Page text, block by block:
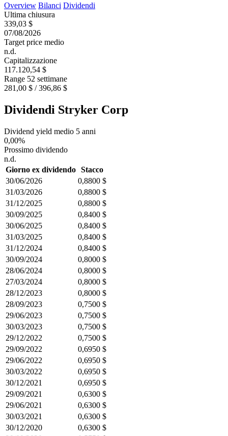
Overview Bilanci Dividendi
Ultima chiusura
339,03 $
07/08/2026
Target price medio
n.d.
Capitalizzazione
117.120,54 $
Range 52 settimane
281,00 $ / 396,86 $
Dividendi Stryker Corp
Dividend yield medio 5 anni
0,00%
Prossimo dividendo
n.d.
Giorno ex dividendo Stacco
30/06/2026
0,8800 $
31/03/2026
0,8800 $
31/12/2025
0,8800 $
30/09/2025
0,8400 $
30/06/2025
0,8400 $
31/03/2025
0,8400 $
31/12/2024
0,8400 $
30/09/2024
0,8000 $
28/06/2024
0,8000 $
27/03/2024
0,8000 $
28/12/2023
0,8000 $
28/09/2023
0,7500 $
29/06/2023
0,7500 $
30/03/2023
0,7500 $
29/12/2022
0,7500 $
29/09/2022
0,6950 $
29/06/2022
0,6950 $
30/03/2022
0,6950 $
30/12/2021
0,6950 $
29/09/2021
0,6300 $
29/06/2021
0,6300 $
30/03/2021
0,6300 $
30/12/2020
0,6300 $